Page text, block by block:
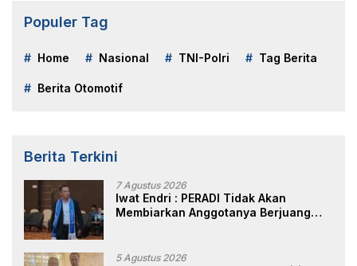
Populer Tag
Home Nasional TNI-Polri Tag Berita
Berita Otomotif
Berita Terkini
7 Agustus 2026
Iwat Endri : PERADI Tidak Akan
Membiarkan Anggotanya Berjuang
5 Agustus 2026